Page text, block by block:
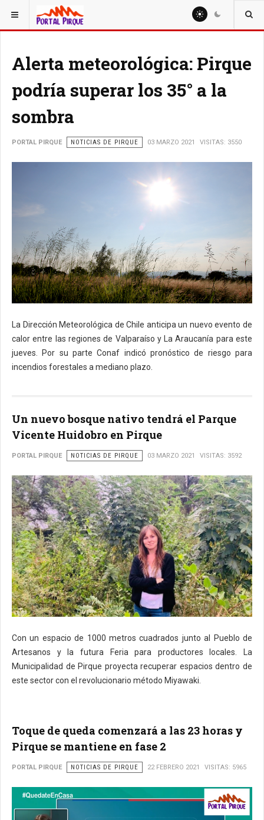
ESTÁ AQUÍ: NOTICIAS
Alerta meteorológica: Pirque
podría superar los 35° a la
sombra
PORTAL PIRQUE NOTICIAS DE PIRQUE 03 MARZO 2021 VISITAS: 3550
La Dirección Meteorológica de Chile anticipa un nuevo evento de
calor entre las regiones de Valparaíso y La Araucanía para este
jueves. Por su parte Conaf indicó pronóstico de riesgo para
incendios forestales a mediano plazo.
Un nuevo bosque nativo tendrá el Parque
Vicente Huidobro en Pirque
PORTAL PIRQUE NOTICIAS DE PIRQUE 03 MARZO 2021 VISITAS: 3592
Con un espacio de 1000 metros cuadrados junto al Pueblo de
Artesanos y la futura Feria para productores locales. La
Municipalidad de Pirque proyecta recuperar espacios dentro de
este sector con el revolucionario método Miyawaki.
Toque de queda comenzará a las 23 horas y
Pirque se mantiene en fase 2
PORTAL PIRQUE NOTICIAS DE PIRQUE 22 FEBRERO 2021 VISITAS: 5965